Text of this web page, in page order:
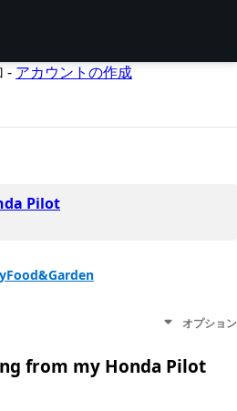
- アカウントの作成
Pilot
オプション
from my Honda Pilot